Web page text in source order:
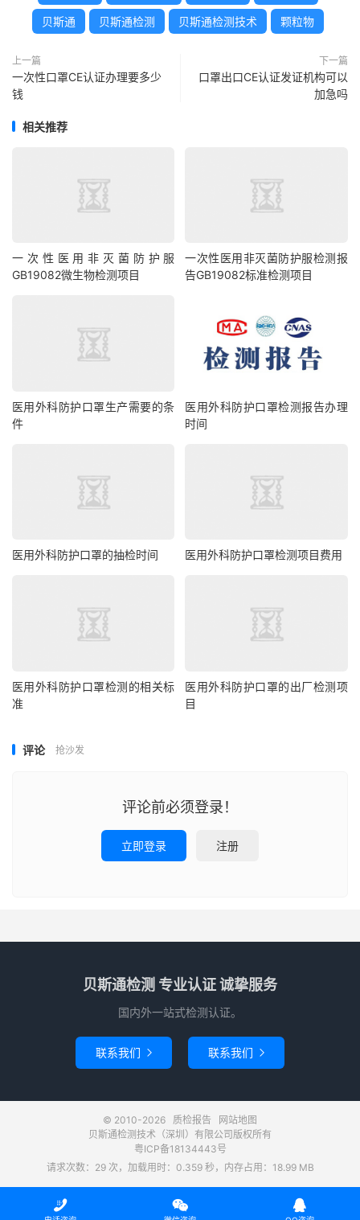
贝斯通 贝斯通检测 贝斯通检测技术 颗粒物
上一篇
一次性口罩CE认证办理要多少
钱
下一篇
口罩出口CE认证发证机构可以
加急吗
相关推荐
一次性医用非灭菌防护服
GB19082微生物检测项目
一次性医用非灭菌防护服检测报
告GB19082标准检测项目
医用外科防护口罩生产需要的条
件
医用外科防护口罩检测报告办理
时间
医用外科防护口罩的抽检时间 医用外科防护口罩检测项目费用
医用外科防护口罩检测的相关标
准
医用外科防护口罩的出厂检测项
目
评论 抢沙发
评论前必须登录！
立即登录 注册
贝斯通检测 专业认证 诚挚服务
国内外一站式检测认证。
联系我们  联系我们 
© 2010-2026 质检报告
网站地图
贝斯通检测技术（深圳）有限公司版权所有
粤ICP备18134443号
请求次数：29 次，加载用时：0.359 秒，内存占用：18.99 MB
  